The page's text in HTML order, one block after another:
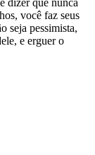
você faz seus
seja pessimista,
e erguer o